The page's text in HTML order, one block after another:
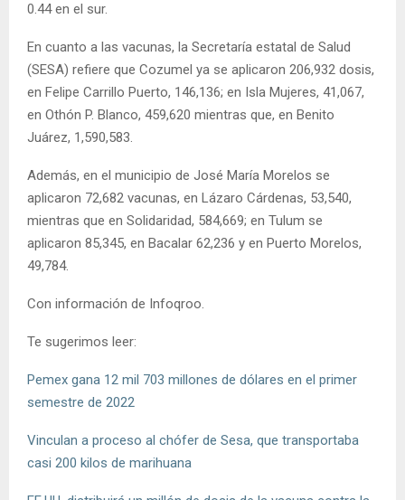
0.44 en el sur.
En cuanto a las vacunas, la Secretaría estatal de Salud
(SESA) refiere que Cozumel ya se aplicaron 206,932 dosis,
en Felipe Carrillo Puerto, 146,136; en Isla Mujeres, 41,067,
en Othón P. Blanco, 459,620 mientras que, en Benito
Juárez, 1,590,583.
Además, en el municipio de José María Morelos se
aplicaron 72,682 vacunas, en Lázaro Cárdenas, 53,540,
mientras que en Solidaridad, 584,669; en Tulum se
aplicaron 85,345, en Bacalar 62,236 y en Puerto Morelos,
49,784.
Con información de Infoqroo.
Te sugerimos leer:
Pemex gana 12 mil 703 millones de dólares en el primer
semestre de 2022
Vinculan a proceso al chófer de Sesa, que transportaba
casi 200 kilos de marihuana